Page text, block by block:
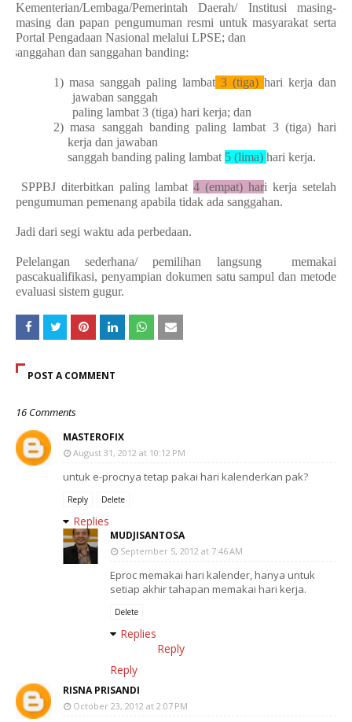
Kementerian/Lembaga/Pemerintah Daerah/ Institusi masing-
masing dan papan pengumuman resmi untuk masyarakat serta
Portal Pengadaan Nasional melalui LPSE; dan
sanggahan dan sanggahan banding:
1) masa sanggah paling lambat 3 (tiga) hari kerja dan
jawaban sanggah
paling lambat 3 (tiga) hari kerja; dan
2) masa sanggah banding paling lambat 3 (tiga) hari
kerja dan jawaban
sanggah banding paling lambat 5 (lima) hari kerja.
SPPBJ diterbitkan paling lambat4 (empat) hari kerja setelah
pengumuman pemenang apabila tidak ada sanggahan.
Jadi dari segi waktu ada perbedaan.
Pelelangan sederhana/ pemilihan langsung memakai
pascakualifikasi, penyampian dokumen satu sampul dan metode
evaluasi sistem gugur.
POST A COMMENT
16 Comments
MASTEROFIX
August 31, 2012 at 10:12 PM
untuk e-procnya tetap pakai hari kalenderkan pak?
Reply Delete
Replies
MUDJISANTOSA
September 5, 2012 at 7:46 AM
Eproc memakai hari kalender, hanya untuk
setiap akhir tahapan memakai hari kerja.
Delete
Replies
Reply
Reply
RISNA PRISANDI
October 23, 2012 at 2:07 PM